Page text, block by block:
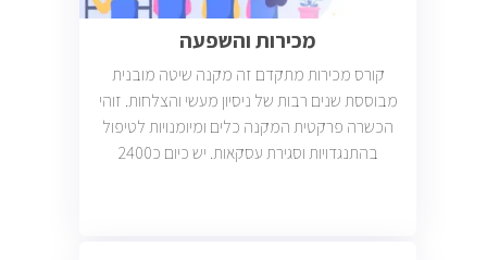
מכירות והשפעה
קורס מכירות מתקדם זה מקנה שיטה מובנית
מבוססת שנים רבות של ניסיון מעשי והצלחות. זוהי
הכשרה פרקטית המקנה כלים ומיומנויות לטיפול
בהתנגדויות וסגירת עסקאות. יש כיום כ2400